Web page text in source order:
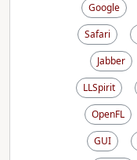
Google
Safari
Jabber
LLSpirit
OpenFL
GUI